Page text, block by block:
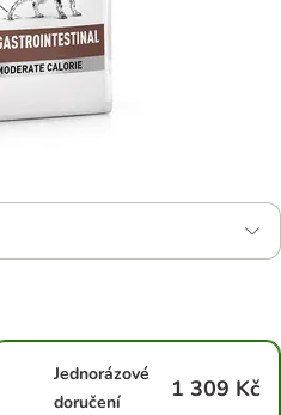
Jednorázové
doručení
1 309 Kč